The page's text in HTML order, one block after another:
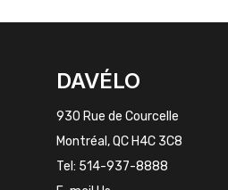
INSTAGRAM
DAVÉLO
930 Rue de Courcelle
Montréal, QC H4C 3C8
Tel: 514-937-8888